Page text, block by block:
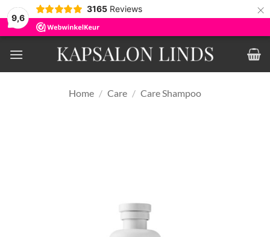
9,6
3165 Reviews ×
naar
inhoud
Home / Care / Care Shampoo